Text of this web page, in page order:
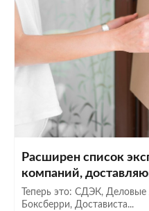
Расширен список
компаний,
Теперь это: СДЭК,
Боксберри, Достависта...